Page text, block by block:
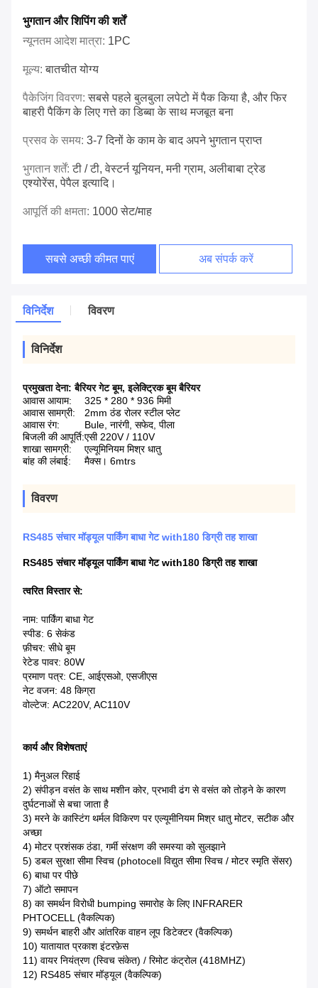
भुगतान और शिपिंग की शर्तें
न्यूनतम आदेश मात्रा: 1PC
मूल्य:बातचीत योग्य
पैकेजिंग विवरण:सबसे पहले बुलबुला लपेटो में पैक किया है, और फिर
बाहरी पैकिंग के लिए गत्ते का डिब्बा के साथ मजबूत बना
प्रसव के समय: 3-7 दिनों के काम के बाद अपने भुगतान प्राप्त
भुगतान शर्तें:टी / टी, वेस्टर्न यूनियन, मनी ग्राम, अलीबाबा ट्रेड
एश्योरेंस, पेपैल इत्यादि।
आपूर्ति की क्षमता: 1000 सेट/माह
सबसे अच्छी कीमत पाएं अब संपर्क करें
विनिर्देश विवरण
विनिर्देश
प्रमुखता देना:बैरियर गेट बूम,इलेक्ट्रिक बूम बैरियर
आवास आयाम:
325 * 280 * 936 मिमी
आवास सामग्री:
2mm ठंड रोलर स्टील प्लेट
आवास रंग:
Bule, नारंगी, सफेद, पीला
बिजली की आपूर्ति:एसी 220V / 110V
शाखा सामग्री:
एल्यूमिनियम मिश्र धातु
बांह की लंबाई:
मैक्स। 6mtrs
विवरण
RS485 संचार मॉड्यूल पार्किंग बाधा गेट with180 डिग्री तह शाखा
RS485 संचार मॉड्यूल पार्किंग बाधा गेट with180 डिग्री तह शाखा
त्वरित विस्तार से:
नाम: पार्किंग बाधा गेट
स्पीड: 6 सेकंड
फ़ीचर: सीधे बूम
रेटेड पावर: 80W
प्रमाण पत्र: CE, आईएसओ, एसजीएस
नेट वजन: 48 किग्रा
वोल्टेज: AC220V, AC110V
कार्य और विशेषताएं
1) मैनुअल रिहाई
2) संपीड़न वसंत के साथ मशीन कोर, प्रभावी ढंग से वसंत को तोड़ने के कारण
दुर्घटनाओं से बचा जाता है
3) मरने के कास्टिंग थर्मल विकिरण पर एल्यूमीनियम मिश्र धातु मोटर, सटीक और
अच्छा
4) मोटर प्रशंसक ठंडा, गर्मी संरक्षण की समस्या को सुलझाने
5) डबल सुरक्षा सीमा स्विच (photocell विद्युत सीमा स्विच / मोटर स्मृति सेंसर)
6) बाधा पर पीछे
7) ऑटो समापन
8) का समर्थन विरोधी bumping समारोह के लिए INFRARER
PHTOCELL (वैकल्पिक)
9) समर्थन बाहरी और आंतरिक वाहन लूप डिटेक्टर (वैकल्पिक)
10) यातायात प्रकाश इंटरफ़ेस
11) वायर नियंत्रण (स्विच संकेत) / रिमोट कंट्रोल (418MHZ)
12) RS485 संचार मॉड्यूल (वैकल्पिक)